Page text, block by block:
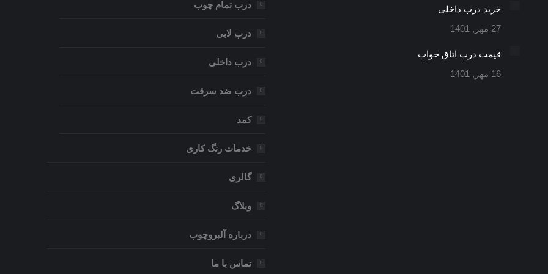
خرید درب داخلی
27 مهر, 1401
قیمت درب اتاق خواب
16 مهر, 1401
درب تمام چوب
درب لابی
درب داخلی
درب ضد سرقت
کمد
خدمات رنگ کاری
گالری
وبلاگ
درباره آلبروچوب
تماس با ما